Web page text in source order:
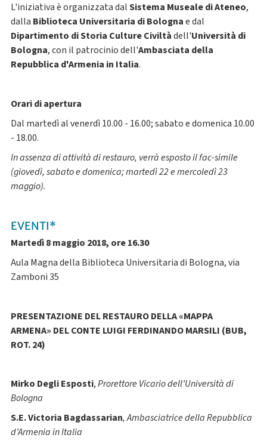
L'iniziativa è organizzata dalSistema Museale di Ateneo,
dalla Biblioteca Universitaria di Bolognae dal
Dipartimento di Storia Culture Civiltàdell'Università di
Bologna, con il patrocinio dell'Ambasciata della
Repubblica d'Armenia in Italia.
Orari di apertura
Dal martedì al venerdì 10.00 - 16.00; sabato e domenica 10.00
- 18.00.
In assenza di attività di restauro, verrà esposto il fac-simile
(giovedì, sabato e domenica; martedì 22 e mercoledì 23
maggio).
EVENTI*
Martedì 8 maggio 2018, ore 16.30
Aula Magna della Biblioteca Universitaria di Bologna, via
Zamboni 35
PRESENTAZIONE DEL RESTAURO DELLA «MAPPA
ARMENA» DEL CONTE LUIGI FERDINANDO MARSILI (BUB,
ROT. 24)
Mirko Degli Esposti,Prorettore Vicario dell’Università di
Bologna
S.E. Victoria Bagdassarian, Ambasciatrice della Repubblica
d’Armenia in Italia